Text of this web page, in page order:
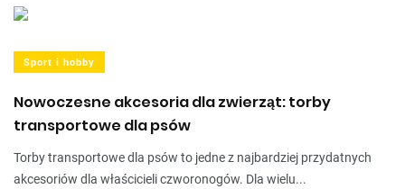
Sport i hobby
Nowoczesne akcesoria dla zwierząt: torby
transportowe dla psów
Torby transportowe dla psów to jedne z najbardziej przydatnych
akcesoriów dla właścicieli czworonogów. Dla wielu...